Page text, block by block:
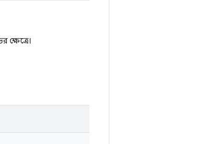
ক্ষেত্রে।